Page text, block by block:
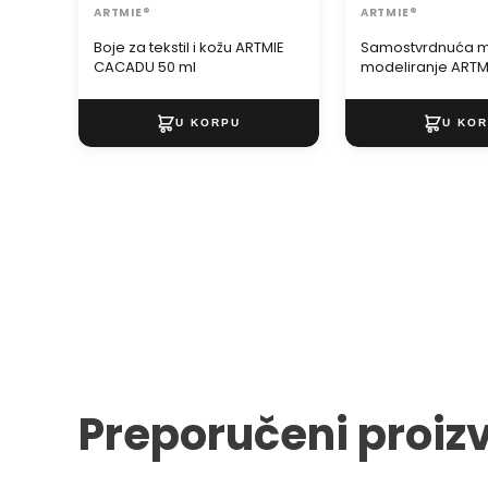
Boje za tekstil i kožu ARTMIE
CACADU 50 ml
ARTMIE®
Samostvrdnuća
modeliranje
ARTMIE®
Preporučeni